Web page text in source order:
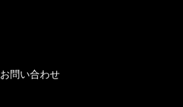
お問い合わせ